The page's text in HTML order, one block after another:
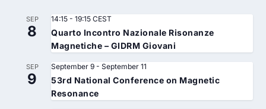
SEP
8
14:15 -19:15 CEST
Quarto Incontro Nazionale Risonanze
Magnetiche – GIDRM Giovani
SEP
9
September 9 -September 11
53rd National Conference on Magnetic
Resonance